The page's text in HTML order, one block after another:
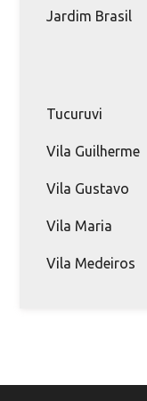
Jardim Brasil
Tucuruvi
Vila Guilherme
Vila Gustavo
Vila Maria
Vila Medeiros